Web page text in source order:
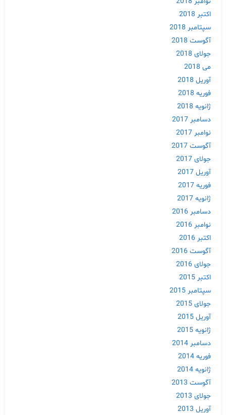
اکتبر 2018
سپتامبر 2018
آگوست 2018
جولای 2018
می 2018
آوریل 2018
فوریه 2018
ژانویه 2018
دسامبر 2017
نوامبر 2017
آگوست 2017
جولای 2017
آوریل 2017
فوریه 2017
ژانویه 2017
دسامبر 2016
نوامبر 2016
اکتبر 2016
آگوست 2016
جولای 2016
اکتبر 2015
سپتامبر 2015
جولای 2015
آوریل 2015
ژانویه 2015
دسامبر 2014
فوریه 2014
ژانویه 2014
آگوست 2013
جولای 2013
آوریل 2013